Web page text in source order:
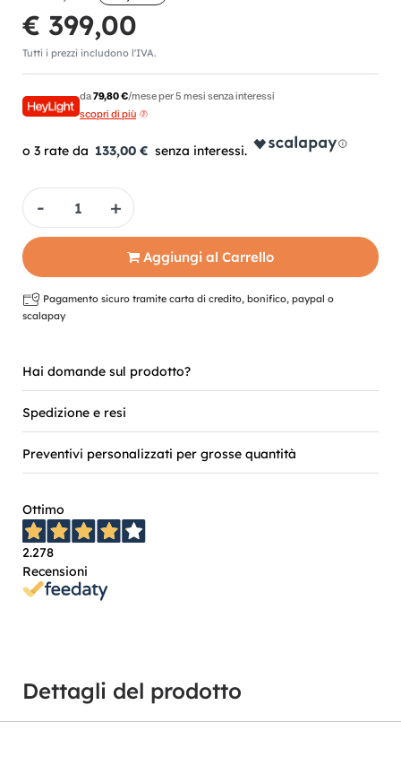
€ 399,00
Tutti i prezzi includono l'IVA.
da79,80 €/mese per 5 mesi senza interessi
scopri di più
133,00 €
Quantità
Aggiungi al Carrello
Pagamento sicuro tramite carta di credito, bonifico, paypal o
scalapay
Hai domande sul prodotto?
Spedizione e resi
Preventivi personalizzati per grosse quantità
Ottimo
2.278
Recensioni
Dettagli del prodotto